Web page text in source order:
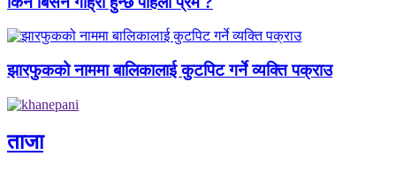
झारफुकको नाममा बालिकालाई कुटपिट गर्ने व्यक्ति पक्राउ
ताजा